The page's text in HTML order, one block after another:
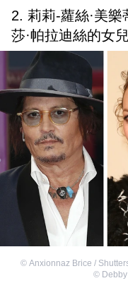
2. 莉莉-蘿絲·美
莎·帕拉迪絲的女兒
© Anxionnaz Brice /
©